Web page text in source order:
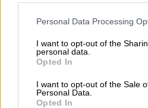
Personal Data Processing
I want to opt-out of the
personal data.
Opted In
I want to opt-out of the Sale
Personal Data.
Opted In
Disputas por coger
enfrentamientos y
tobillo protagonizan
del Congreso